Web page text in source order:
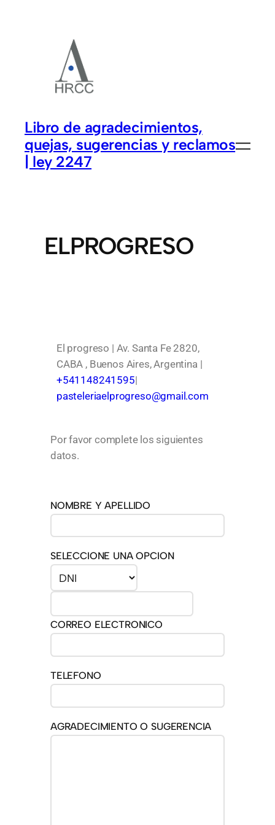
Libro de agradecimientos,
quejas, sugerencias y reclamos
| ley 2247
ELPROGRESO
El progreso | Av. Santa Fe 2820,
CABA , Buenos Aires, Argentina |
+541148241595|
pasteleriaelprogreso@gmail.com
Por favor complete los siguientes
datos.
NOMBRE Y APELLIDO
SELECCIONE UNA OPCION
CORREO ELECTRONICO
TELEFONO
AGRADECIMIENTO O SUGERENCIA